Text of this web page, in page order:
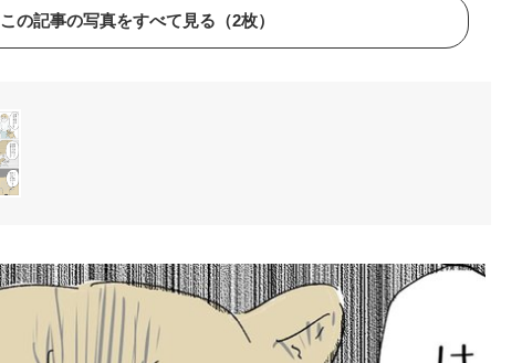
この記事の写真をすべて見る（2枚）